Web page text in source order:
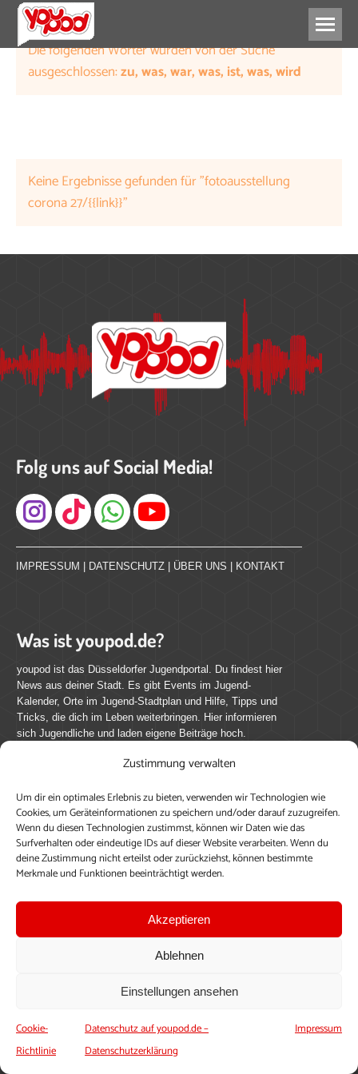
Zustimmung verwalten
Um dir ein optimales Erlebnis zu bieten, verwenden wir Technologien wie
Cookies, um Geräteinformationen zu speichern und/oder darauf zuzugreifen.
Wenn du diesen Technologien zustimmst, können wir Daten wie das
Surfverhalten oder eindeutige IDs auf dieser Website verarbeiten. Wenn du
deine Zustimmung nicht erteilst oder zurückziehst, können bestimmte
Merkmale und Funktionen beeinträchtigt werden.
Akzeptieren
Ablehnen
Einstellungen ansehen
Cookie-
Richtlinie
Datenschutz auf youpod.de –
Datenschutzerklärung
Impressum
Die folgenden Wörter wurden von der Suche
ausgeschlossen:zu, was, war, was, ist, was, wird
Keine Ergebnisse gefunden für "fotoausstellung
corona 27/{{link}}"
Folg uns auf Social Media!
Instagram
IMPRESSUM | DATENSCHUTZ | ÜBER UNS | KONTAKT
Was ist youpod.de?
youpod ist das Düsseldorfer Jugendportal. Du findest hier
News aus deiner Stadt. Es gibt Events im Jugend-
Kalender, Orte im Jugend-Stadtplan und Hilfe, Tipps und
Tricks, die dich im Leben weiterbringen. Hier informieren
sich Jugendliche und laden eigene Beiträge hoch.
youpod.de lebt von Menschen wie dir. Sammel
journalistische Erfahrung, teile deine Perspektive und
veröffentliche deine Beiträge auf youpod.de.Du musst
dich anmelden, um alle Funktionen nutzen zu können, ein
Profil anzulegen, eigene Beiträge hochzuladen und zu
Einloggen